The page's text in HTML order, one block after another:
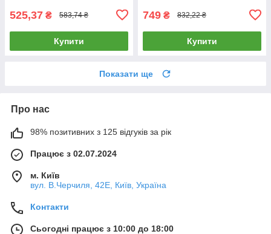
525,37 ₴ 583,74 ₴
Купити
749 ₴ 832,22 ₴
Купити
Показати ще
Про нас
98% позитивних з 125 відгуків за рік
Працює з 02.07.2024
м. Київ
вул. В.Черчиля, 42Е, Київ, Україна
Контакти
Сьогодні працює з 10:00 до 18:00